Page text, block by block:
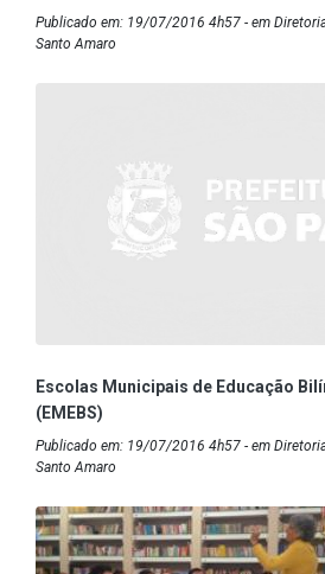
Publicado em: 19/07/2016 4h57 - em
Santo Amaro
Escolas Municipais de Educação
(EMEBS)
Publicado em: 19/07/2016 4h57 - em
Santo Amaro